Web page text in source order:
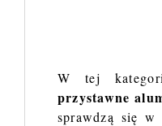
W tej
przystawne
sprawdzą się